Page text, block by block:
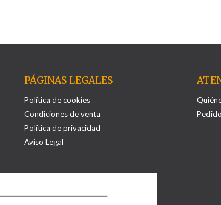
PÁGINAS LEGALES
Política de cookies
Condiciones de venta
Política de privacidad
Aviso Legal